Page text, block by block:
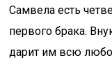
Самвела есть
первого брака.
дарит им всю